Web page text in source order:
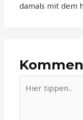
damals mit dem
tippen...